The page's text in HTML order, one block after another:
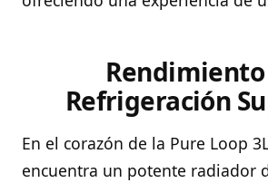
Refrigeración
En el corazón de la Pure Loop
encuentra un potente radiador